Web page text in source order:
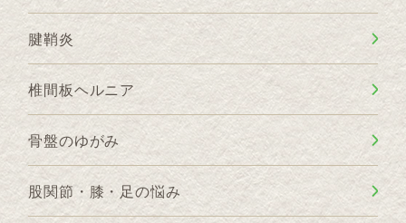
腱鞘炎
椎間板ヘルニア
骨盤のゆがみ
股関節・膝・足の悩み